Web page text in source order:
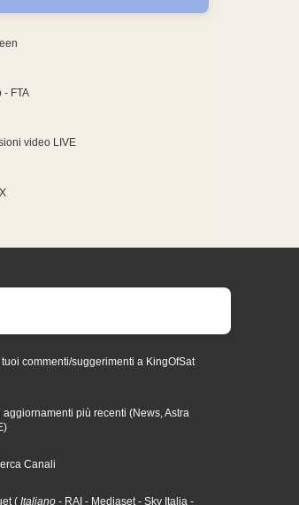
- FTA
video LIVE
tuoi commenti/suggerimenti a KingOfSat
aggiornamenti più recenti (News, Astra
Canali
( Italiano - RAI - Mediaset - Sky Italia -